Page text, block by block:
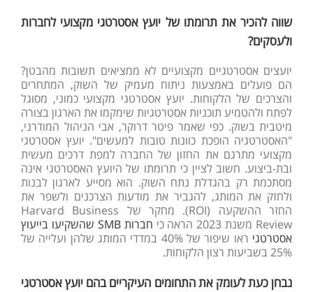
שווה להכיר את תרומתו של יועץ אסטרטגי מקצועי לחברות
ולעסקים?
יועצים אסטרטגיים מקצועיים לא ממציאים תשובות מהבטן?
הם פועלים באמצעות ניתוח מעמיק של השוק, המתחרים
והצרכים של הלקוחות. יועץ אסטרטגי מקצועי כמוני, מסוגל
לפתח ולהטמיע תוכניות אסטרטגיות שימקמו את הארגון בצורה
מיטבית בשוק. כפי שאמר פיטר דרוקר, אבי הניהול המודרני,
"האסטרטגיה הופכת כוונות טובות למעשים". יועץ אסטרטגי
מקצועי מתרגם את החזון של החברה למפת דרכים מעשית
ובת-ביצוע. חשוב לציין כי תרומתו של היועץ האסטרטגי אינה
מסתכמת רק בהגדלת נתח השוק. הוא מסייע לארגון לבנות
ולחזק את המותג, להגביר את מודעות הצרכנים ולשפר את
החזר ההשקעה (ROI). מחקר של Harvard Business
Review משנת 2023 הראה כי
חברות SMB שהשקיעו בייעוץ
אסטרטגי
ראו שיפור של 40% במדדי המותג שלהן ועלייה של
25% בשביעות רצון הלקוחות.
נבחן כעת לעומק את התחומים העיקריים בהם יועץ אסטרטגי